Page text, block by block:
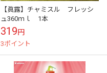
【眞露】チャミスル フレッシ
ュ360ｍｌ 1本
319円
3ポイント